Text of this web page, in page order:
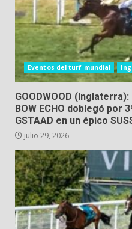
Eventos del turf mundial
GOODWOOD
BOW ECHO doblegó por
GSTAAD en un épico
julio 29, 2026